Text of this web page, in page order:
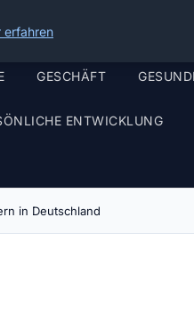
GESCHÄFT
ENTWICKLUNG
in Deutschland
erfahren